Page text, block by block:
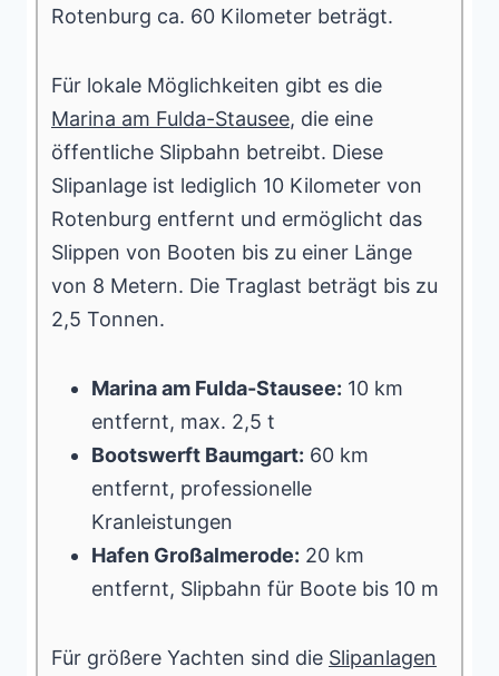
Rotenburg ca. 60 Kilometer beträgt.
Für lokale Möglichkeiten gibt es die
Marina am Fulda-Stausee, die eine
öffentliche Slipbahn betreibt. Diese
Slipanlage ist lediglich 10 Kilometer von
Rotenburg entfernt und ermöglicht das
Slippen von Booten bis zu einer Länge
von 8 Metern. Die Traglast beträgt bis zu
2,5 Tonnen.
Marina am Fulda-Stausee: 10 km
entfernt, max. 2,5 t
Bootswerft Baumgart: 60 km
entfernt, professionelle
Kranleistungen
Hafen Großalmerode: 20 km
entfernt, Slipbahn für Boote bis 10 m
Für größere Yachten sind die Slipanlagen